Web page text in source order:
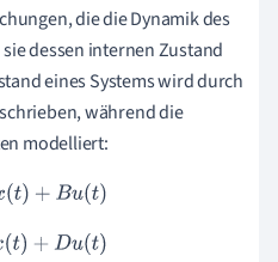
die die Dynamik des
dessen internen Zustand
eines Systems wird durch
während die
modelliert:
x(t)+Bu(t)
(t)+ Du (t)